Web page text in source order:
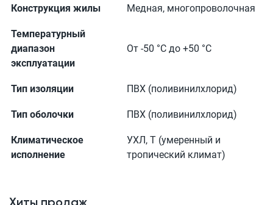
Конструкция жилы Медная, многопроволочная
Температурный
диапазон
эксплуатации
От -50 °С до +50 °С
Тип изоляции ПВХ (поливинилхлорид)
Тип оболочки ПВХ (поливинилхлорид)
Климатическое
исполнение
УХЛ, Т (умеренный и
тропический климат)
Хиты продаж